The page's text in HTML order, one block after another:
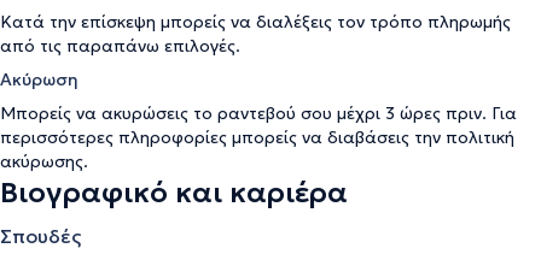
Κατά την επίσκεψη μπορείς να διαλέξεις τον τρόπο πληρωμής
από τις παραπάνω επιλογές.
Ακύρωση
Μπορείς να ακυρώσεις το ραντεβού σου μέχρι 3 ώρες πριν. Για
περισσότερες πληροφορίες μπορείς να διαβάσεις την πολιτική
ακύρωσης.
Βιογραφικό και καριέρα
Σπουδές